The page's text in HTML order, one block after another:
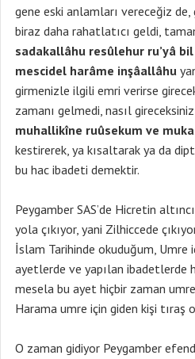
gene eski anlamları vereceğiz de,
biraz daha rahatlatıcı geldi,
sadakallâhu resûlehur ru’yâ
mescidel harâme inşâallâhu
girmenizle ilgili emri verirse
zamanı gelmedi, nasıl gireceksiniz
muhallikîne ruûsekum ve
kestirerek, ya kısaltarak ya da
bu hac ibadeti demektir.
Peygamber SAS’de Hicretin
yola çıkıyor, yani Zilhiccede
İslam Tarihinde okuduğum, Umre
ayetlerde ve yapılan ibadetlerde
mesela bu ayet hiçbir zaman
Harama umre için giden kişi tıraş
O zaman gidiyor Peygamber